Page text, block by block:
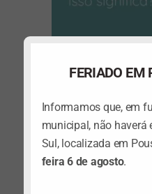
FERIADO EM
Informamos que, em
municipal, não haverá
Sul, localizada em
feira 6 de agosto.